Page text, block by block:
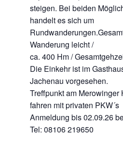
steigen. Bei beiden
handelt es sich um
Wanderung leicht /
ca. 400 Hm /
Die Einkehr ist im
Jachenau vorgesehen.
Treffpunkt am Merowinger
fahren mit privaten PKW´s
Anmeldung bis 02.09.26
Tel: 08106 219650